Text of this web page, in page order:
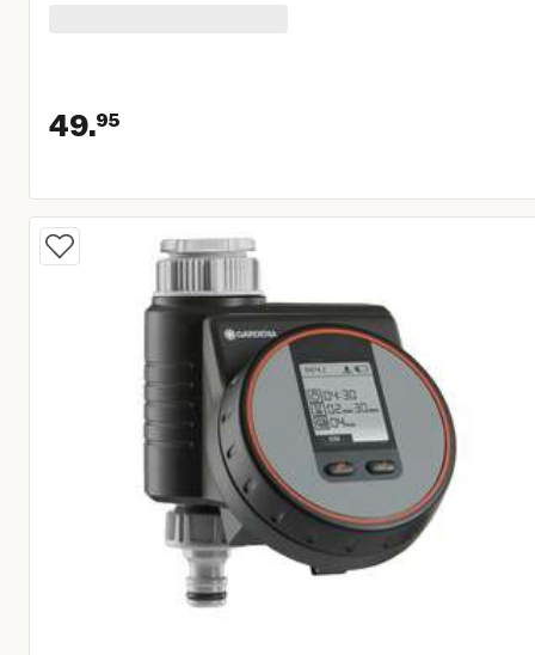
49.95
Huidige prijs € 49,95